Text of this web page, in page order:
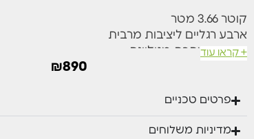
קוטר 3.66 מטר
ארבע רגליים ליציבות מרבית
מסגרת מתכת מגולוונת
הטרמפולינה מגיעה עם סולם
רשת הגנה מסביב
גובה הרשת 180 ס”מ
+ קראו עוד
₪890
פרטים טכניים
מדיניות משלוחים